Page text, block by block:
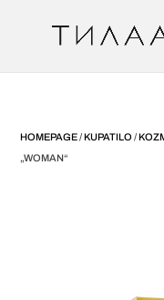
HOMEPAGE/KUPATILO /
„WOMAN“